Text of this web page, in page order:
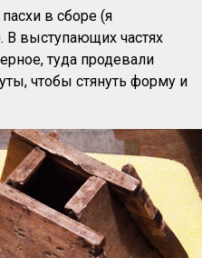
в сборе (я
В выступающих частях
туда продевали
чтобы стянуть форму и